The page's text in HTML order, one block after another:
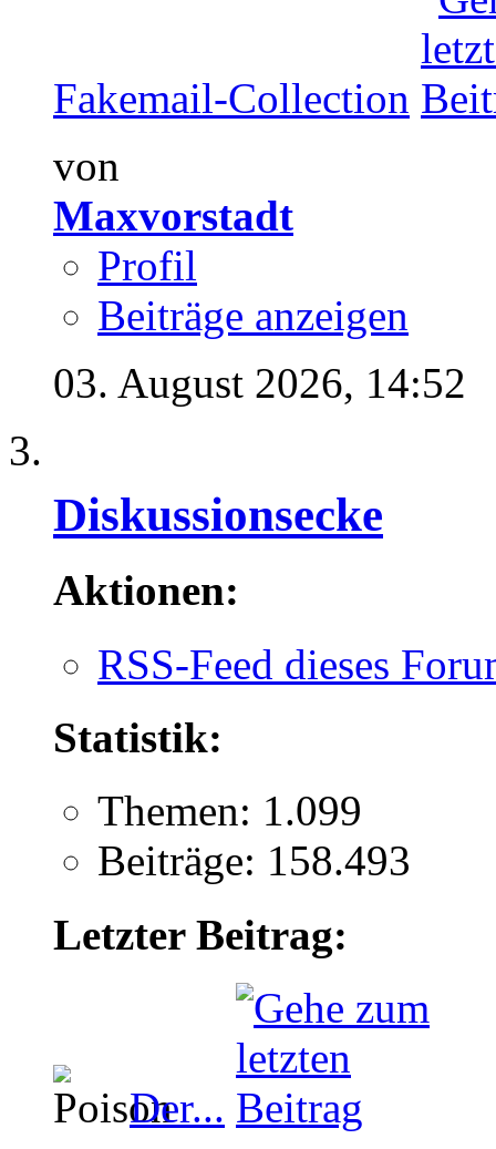
Fakemail-Collection
von
Maxvorstadt
Profil
Beiträge anzeigen
03. August 2026, 14:52
Diskussionsecke
Aktionen:
RSS-Feed dieses
Statistik:
Themen: 1.099
Beiträge: 158.493
Letzter Beitrag:
Der...